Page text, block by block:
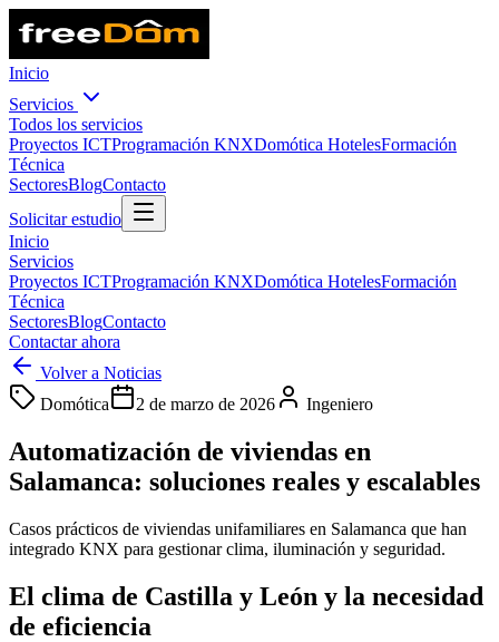
Inicio
Servicios
Todos los servicios
Proyectos ICTProgramación KNXDomótica HotelesFormación
Técnica
SectoresBlogContacto
Solicitar estudio
Inicio
Servicios
Proyectos ICTProgramación KNXDomótica HotelesFormación
Técnica
SectoresBlogContacto
Contactar ahora
Volver a Noticias
Domótica
2 de marzo de 2026 Ingeniero
Automatización de viviendas en
Salamanca: soluciones reales y escalables
Casos prácticos de viviendas unifamiliares en Salamanca que han
integrado KNX para gestionar clima, iluminación y seguridad.
El clima de Castilla y León y la necesidad
de eficiencia